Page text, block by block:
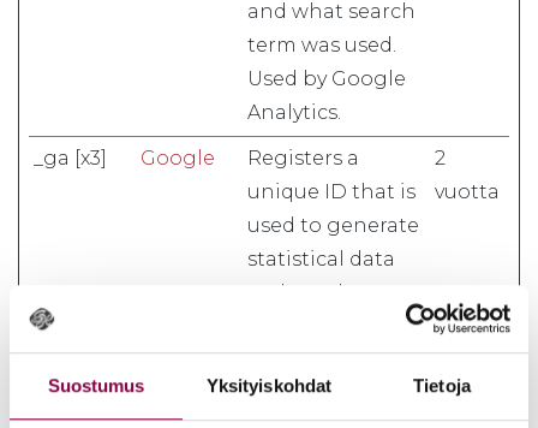
Suostumus Yksityiskohdat Tietoja
and what search
term was used.
Used by Google
Analytics.
_ga [x3] Google
Registers a
unique ID that is
used to generate
statistical data
on how the
website.
2
vuotta